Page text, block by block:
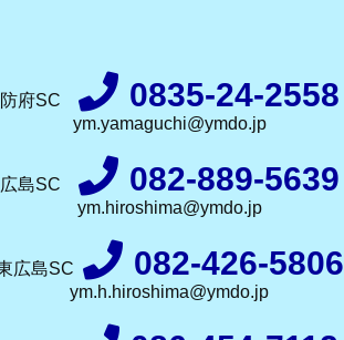
防府SC 0835-24-2558
ym.yamaguchi@ymdo.jp
広島SC 082-889-5639
ym.hiroshima@ymdo.jp
広島SC 082-426-5806
ym.h.hiroshima@ymdo.jp